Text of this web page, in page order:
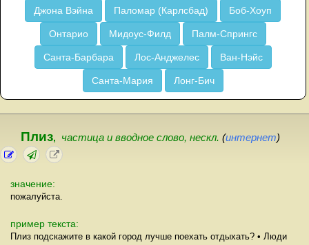
Джона Вэйна
Паломар (Карлсбад) Боб-Хоуп
Онтарио Мидоус-Филд Палм-Спрингс
Санта-Барбара Лос-Анджелес Ван-Нэйс
Санта-Мария Лонг-Бич
Плиз, частица и вводное слово, нескл. (интернет)
значение:
пожалуйста.
пример текста:
Плиз подскажите в какой город лучше поехать отдыхать? • Люди